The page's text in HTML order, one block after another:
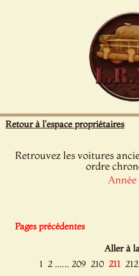
Retour à l'espace propriétaires
Retrouvez les voitures
ordre
Année
Pages précédentes
Aller à
1 2 ...... 209 210 211 212